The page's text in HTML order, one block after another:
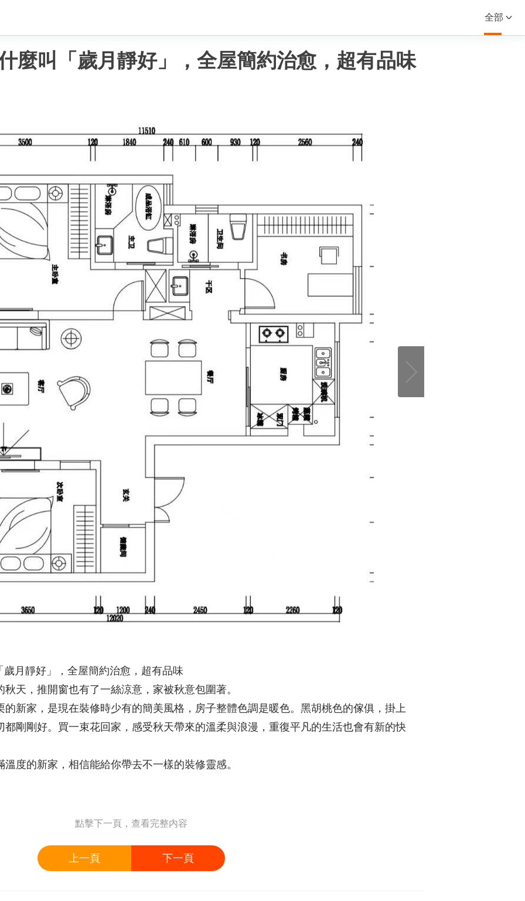
全部
麼叫「歲月靜好」，全屋簡約治愈，超有品味
月靜好」，全屋簡約治愈，超有品味
天，推開窗也有了一絲涼意，家被秋意包圍著。
新家，是現在裝修時少有的簡美風格，房子整體色調是暖色。黑胡桃色的傢俱，掛上
剛剛好。買一束花回家，感受秋天帶來的溫柔與浪漫，重復平凡的生活也會有新的快
度的新家，相信能給你帶去不一樣的裝修靈感。
點擊下一頁，查看完整内容
上一頁 下一頁